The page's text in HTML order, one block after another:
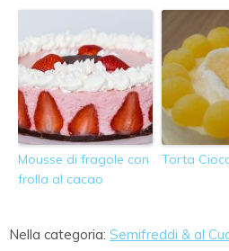
Mousse di fragole con
frolla al cacao
Torta
Nella categoria: Semifreddi & al